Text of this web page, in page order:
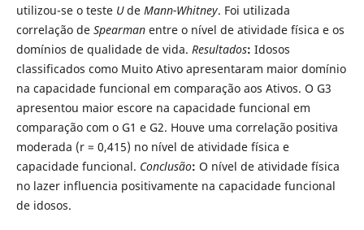
utilizou-se o teste Ude Mann-Whitney. Foi utilizada
correlação de Spearmanentre o nível de atividade física e os
domínios de qualidade de vida. Resultados: Idosos
classificados como Muito Ativo apresentaram maior domínio
na capacidade funcional em comparação aos Ativos. O G3
apresentou maior escore na capacidade funcional em
comparação com o G1 e G2. Houve uma correlação positiva
moderada (r = 0,415) no nível de atividade física e
capacidade funcional. Conclusão: O nível de atividade física
no lazer influencia positivamente na capacidade funcional
de idosos.